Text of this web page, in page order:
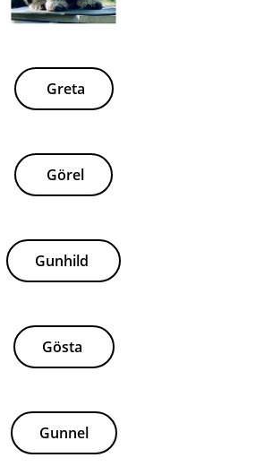
Greta
Görel
Gunhild
Gösta
Gunnel